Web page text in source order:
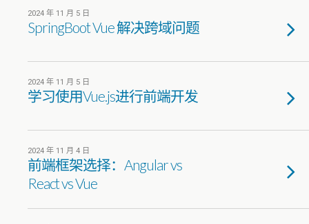
2024 年 11 月 5 日
SpringBoot Vue 解决跨域问题
2024 年 11 月 5 日
学习使用Vue.js进行前端开发
2024 年 11 月 4 日
前端框架选择：Angular vs
React vs Vue